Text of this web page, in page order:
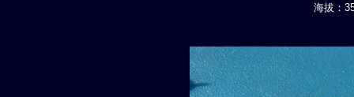
海拔：